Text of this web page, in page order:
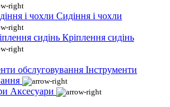
Сидіння і чохли
Кріплення сидінь
Інструменти
Аксесуари